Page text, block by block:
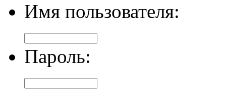
Имя пользователя:
Пароль: